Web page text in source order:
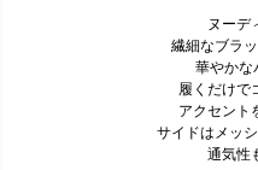
ヌーデ
繊細なブラ
華やか
履くだけで
アクセン
サイドはメッ
通気性